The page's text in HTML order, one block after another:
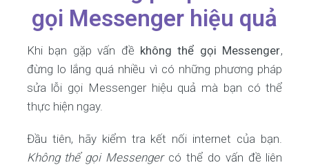
gọi Messenger hiệu quả
Khi bạn gặp vấn đề không thể gọi Messenger,
đừng lo lắng quá nhiều vì có những phương pháp
sửa lỗi gọi Messenger hiệu quả mà bạn có thể
thực hiện ngay.
Đầu tiên, hãy kiểm tra kết nối internet của bạn.
Không thể gọi Messengercó thể do vấn đề liên